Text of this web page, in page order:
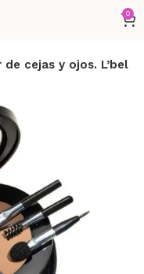
0
cejas y ojos. L’bel